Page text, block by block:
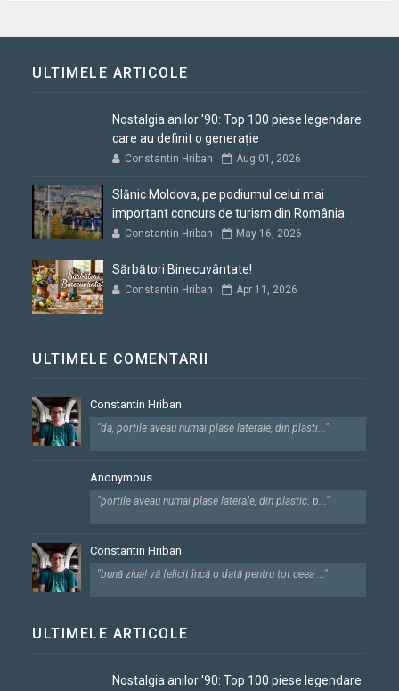
ULTIMELE ARTICOLE
Nostalgia anilor '90: Top 100 piese legendare
care au definit o generație
Constantin Hriban Aug 01, 2026
Slănic Moldova, pe podiumul celui mai
important concurs de turism din România
Constantin Hriban May 16, 2026
Sărbători Binecuvântate!
Constantin Hriban Apr 11, 2026
ULTIMELE COMENTARII
Constantin Hriban
"da, porțile aveau numai plase laterale, din plasti..."
Anonymous
"portile aveau numai plase laterale, din plastic. p..."
Constantin Hriban
"bună ziua! vă felicit încă o dată pentru tot ceea ..."
ULTIMELE ARTICOLE
Nostalgia anilor '90: Top 100 piese legendare